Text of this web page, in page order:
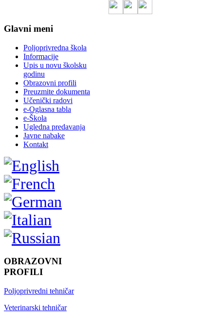
Glavni meni
Poljoprivredna škola
Informacije
Upis u novu školsku
godinu
Obrazovni profili
Preuzmite dokumenta
Učenički radovi
e-Oglasna tabla
e-Škola
Ugledna predavanja
Javne nabake
Kontakt
OBRAZOVNI
PROFILI
Poljoprivredni tehničar
Veterinarski tehničar